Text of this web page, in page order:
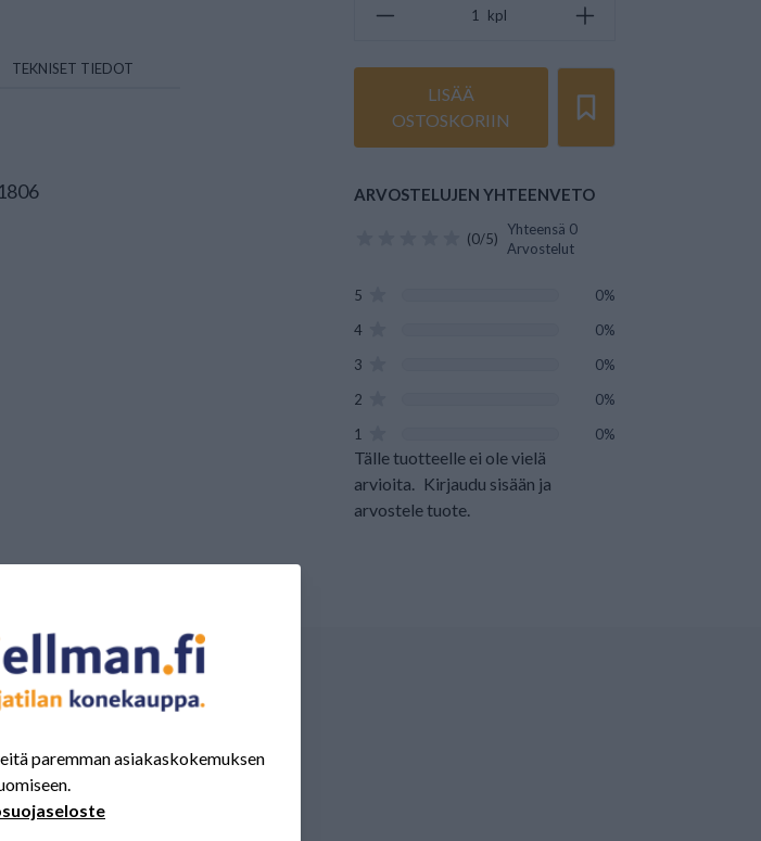
TEKNISET TIEDOT
kpl
LISÄÄ
OSTOSKORIIN
ARVOSTELUJEN YHTEENVETO
(0/5)
Yhteensä 0
Arvostelut
5
0%
4
0%
3
0%
2
0%
1
0%
Tälle tuotteelle ei ole vielä
arvioita. Kirjaudu sisään ja
arvostele tuote.
paremman asiakaskokemuksen